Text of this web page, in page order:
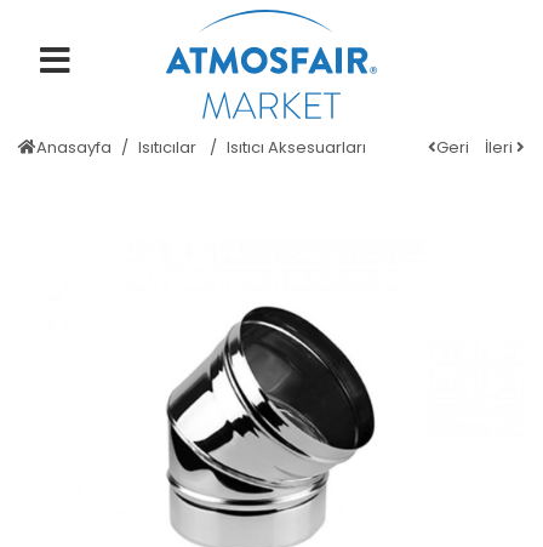
Anasayfa Isıtıcılar Isıtıcı Aksesuarları Geri İleri